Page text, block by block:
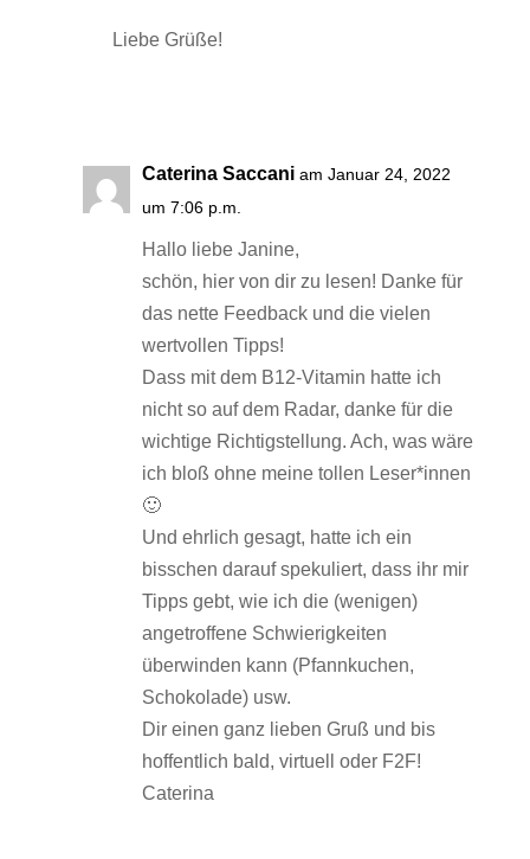
Liebe Grüße!
Caterina Saccani am Januar 24, 2022
um 7:06 p.m.
Hallo liebe Janine,
schön, hier von dir zu lesen! Danke für
das nette Feedback und die vielen
wertvollen Tipps!
Dass mit dem B12-Vitamin hatte ich
nicht so auf dem Radar, danke für die
wichtige Richtigstellung. Ach, was wäre
ich bloß ohne meine tollen Leser*innen
🙂
Und ehrlich gesagt, hatte ich ein
bisschen darauf spekuliert, dass ihr mir
Tipps gebt, wie ich die (wenigen)
angetroffene Schwierigkeiten
überwinden kann (Pfannkuchen,
Schokolade) usw.
Dir einen ganz lieben Gruß und bis
hoffentlich bald, virtuell oder F2F!
Caterina